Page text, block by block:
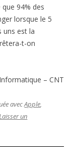
94% des
lorsque le 5
uns est la
t-on
– CNT
avecApple,
un